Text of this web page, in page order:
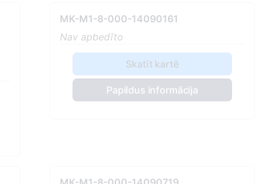
MK-M1-8-000-14090161
Nav apbedīto
Skatīt kartē
Papildus informācija